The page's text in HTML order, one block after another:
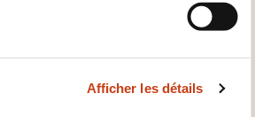
Afficher les détails FR